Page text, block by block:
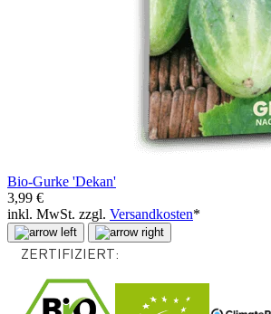
Bio-Gurke 'Dekan'
3,99 €
inkl. MwSt. zzgl. Versandkosten*
ZERTIFIZIERT: